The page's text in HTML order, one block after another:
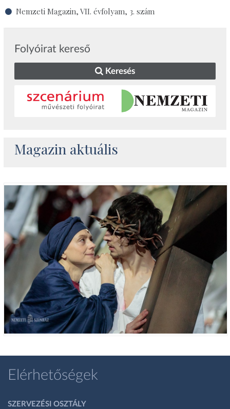
Nemzeti Magazin, VII. évfolyam, 3. szám
Folyóirat kereső
Keresés
Magazin aktuális
Elérhetőségek
SZERVEZÉSI OSZTÁLY